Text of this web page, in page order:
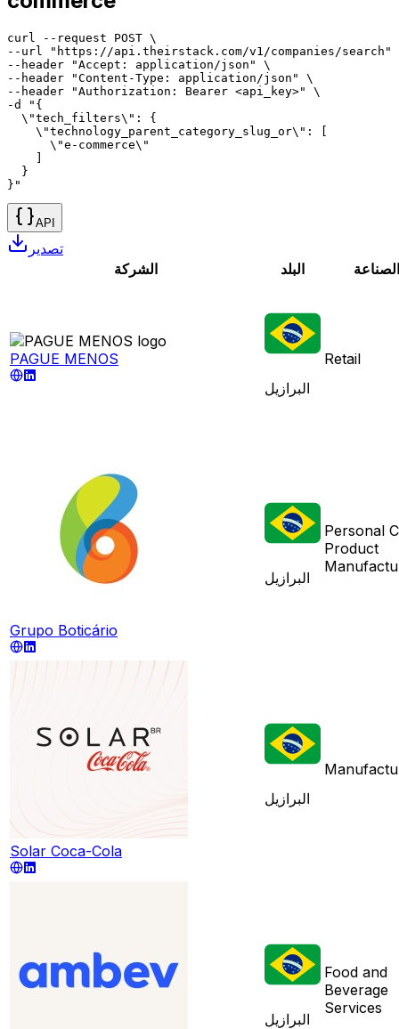
curl --request POST \
--url "https://api.theirstack.com/v1/companies/search"
--header "Accept: application/json" \
--header "Content-Type: application/json" \
--header "Authorization: Bearer <api_key>" \
-d "{
  \"tech_filters\": {
    \"technology_parent_category_slug_or\": [
      \"e-commerce\"
    ]
  }
}"
API
تصدير
الشركة
البلد الصناعة
PAGUE MENOS
البرازيل
Retail
Grupo Boticário
البرازيل
Personal
Product
Solar Coca-Cola
البرازيل
البرازيل
Food and
Beverage
Services